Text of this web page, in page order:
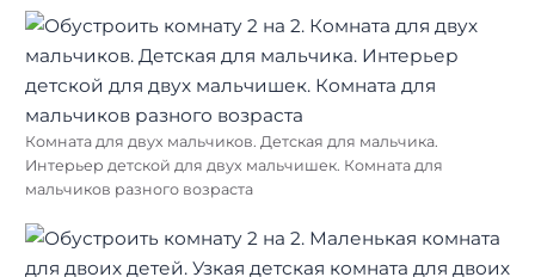
Комната для двух мальчиков. Детская для мальчика.
Интерьер детской для двух мальчишек. Комната для
мальчиков разного возраста